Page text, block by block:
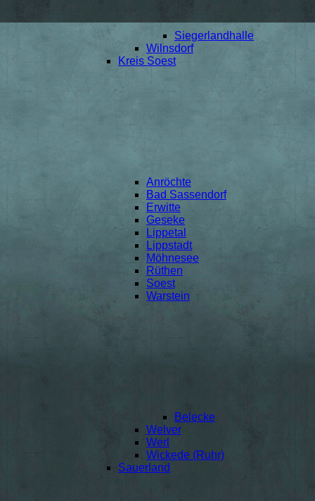
Siegerlandhalle
Wilnsdorf
Kreis Soest
Anröchte
Bad Sassendorf
Erwitte
Geseke
Lippetal
Lippstadt
Möhnesee
Rüthen
Soest
Warstein
Belecke
Welver
Werl
Wickede (Ruhr)
Sauerland